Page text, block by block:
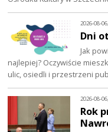
2026-08-
Dni
Jak
najlepiej? Oczywiście
ulic, osiedli i przestrzeni
2026-08-
Rok